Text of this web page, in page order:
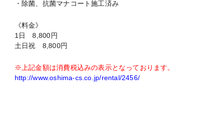
・除菌、抗菌マナコート施工済み
《料金》
1日 8,800円
土日祝 8,800円
※上記金額は消費税込みの表示となっております。
http://www.oshima-cs.co.jp/rental/2456/